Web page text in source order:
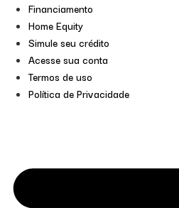
Financiamento
Home Equity
Simule seu crédito
Acesse sua conta
Termos de uso
Política de Privacidade